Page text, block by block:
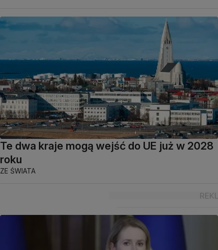
Te dwa kraje mogą wejść do UE już w 2028
roku
ZE ŚWIATA